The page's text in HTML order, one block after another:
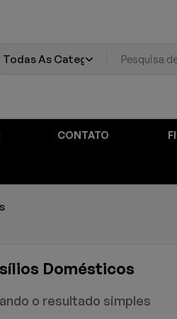
CONTATO
Domésticos
o resultado simples